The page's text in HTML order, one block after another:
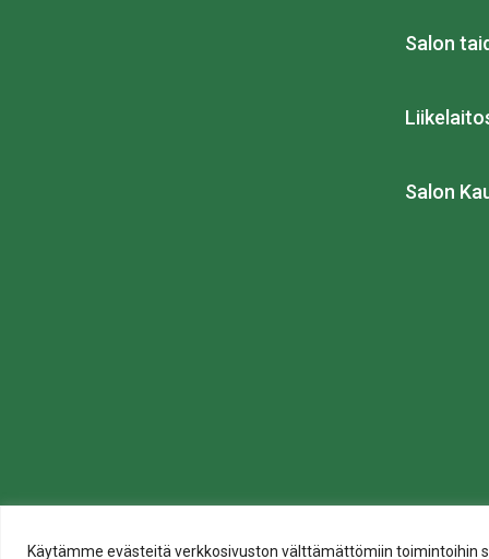
Käytämme evästeitä verkkosivuston välttämättömiin toimintoihin
Salon
Salon
Tietosuoja